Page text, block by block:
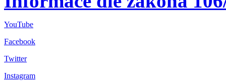
YouTube
Facebook
Twitter
Instagram